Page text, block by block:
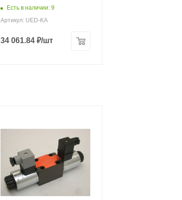
Есть в наличии: 9
Артикул: UED-KA
34 061.84 ₽/шт